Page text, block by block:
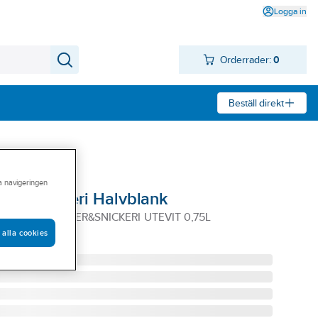
Logga in
Orderrader: 0
Beställ direkt
Snickeri Halvblank
PLUS 2 FÖNSTER&SNICKERI UTEVIT 0,75L
navigeringen
alla cookies